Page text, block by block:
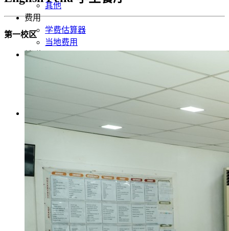
其他
费用
学费估算器
当地费用
社群
Fella News 最新消息
学生心得分享
chinese
Korean
Arabic
Mongolian
第一校区